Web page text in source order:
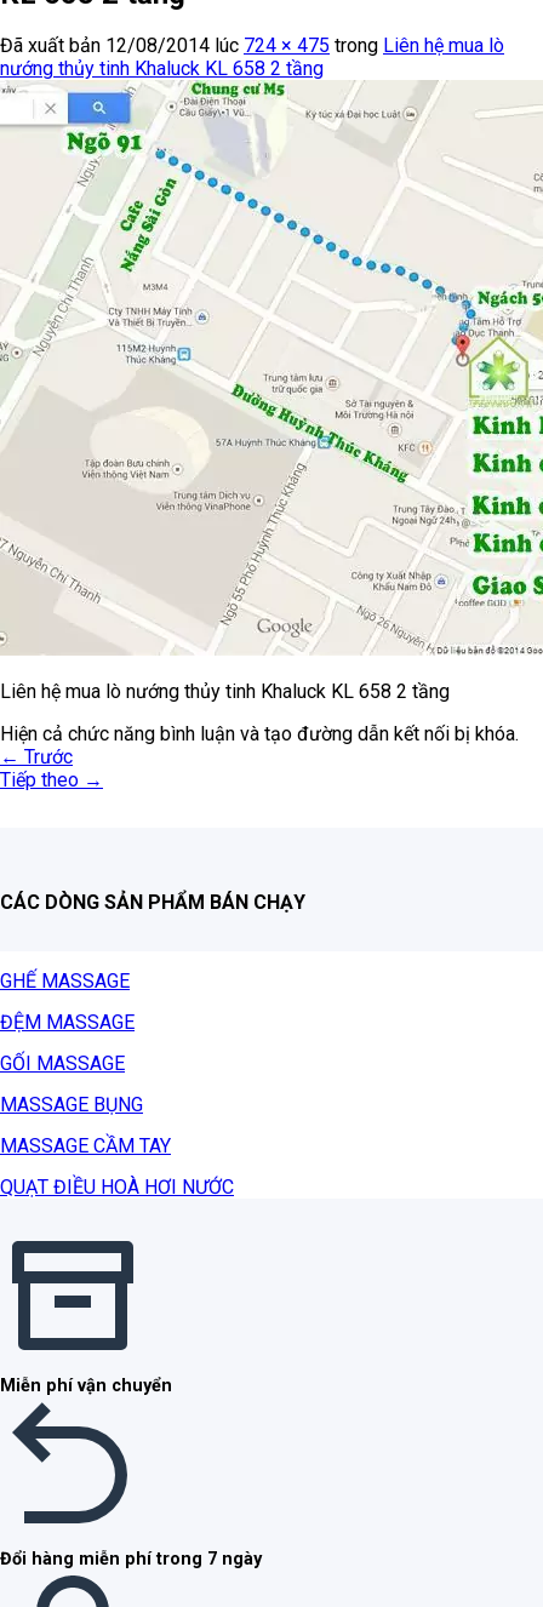
Đã xuất bản 12/08/2014 lúc 724 × 475 trong Liên hệ mua lò
nướng thủy tinh Khaluck KL 658 2 tầng
Liên hệ mua lò nướng thủy tinh Khaluck KL 658 2 tầng
Hiện cả chức năng bình luận và tạo đường dẫn kết nối bị khóa.
← Trước
Tiếp theo →
CÁC DÒNG SẢN PHẨM BÁN CHẠY
GHẾ MASSAGE
ĐỆM MASSAGE
GỐI MASSAGE
MASSAGE BỤNG
MASSAGE CẦM TAY
QUẠT ĐIỀU HOÀ HƠI NƯỚC
Miễn phí vận chuyển
Đổi hàng miễn phí trong 7 ngày